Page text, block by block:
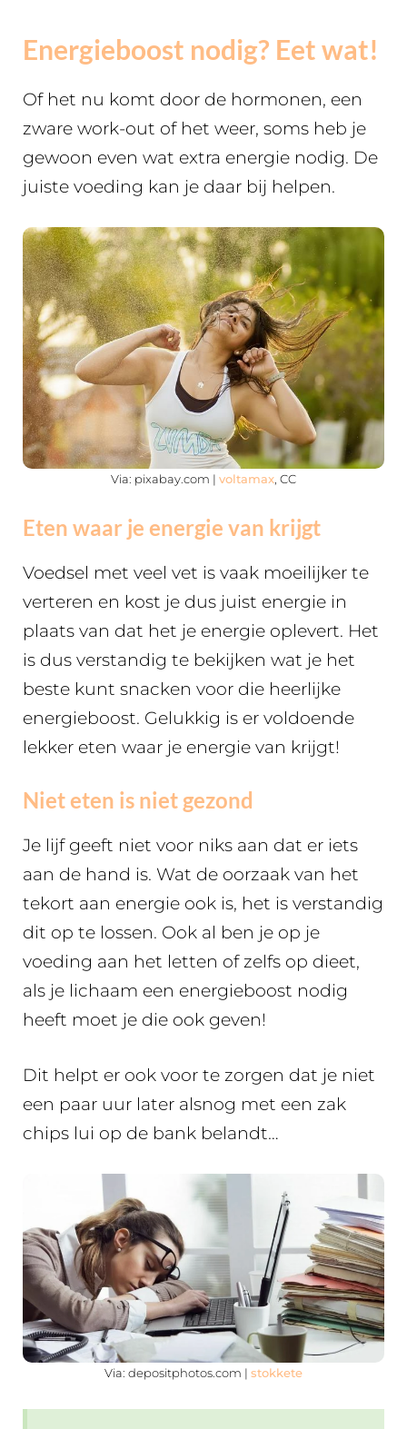
Energieboost nodig? Eet wat!
Of het nu komt door de hormonen, een
zware work-out of het weer, soms heb je
gewoon even wat extra energie nodig. De
juiste voeding kan je daar bij helpen.
Via: pixabay.com | voltamax , CC
Eten waar je energie van krijgt
Voedsel met veel vet is vaak moeilijker te
verteren en kost je dus juist energie in
plaats van dat het je energie oplevert. Het
is dus verstandig te bekijken wat je het
beste kunt snacken voor die heerlijke
energieboost. Gelukkig is er voldoende
lekker eten waar je energie van krijgt!
Niet eten is niet gezond
Je lijf geeft niet voor niks aan dat er iets
aan de hand is. Wat de oorzaak van het
tekort aan energie ook is, het is verstandig
dit op te lossen. Ook al ben je op je
voeding aan het letten of zelfs op dieet,
als je lichaam een energieboost nodig
heeft moet je die ook geven!
Dit helpt er ook voor te zorgen dat je niet
een paar uur later alsnog met een zak
chips lui op de bank belandt…
Via: depositphotos.com | stokkete